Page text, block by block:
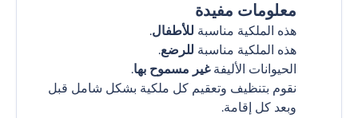
معلومات مفيدة
هذه الملكية مناسبة للأطفال.
هذه الملكية مناسبة للرضع.
الحيوانات الأليفةغير مسموح بها.
نقوم بتنظيف وتعقيم كل ملكية بشكل شامل قبل
وبعد كل إقامة.